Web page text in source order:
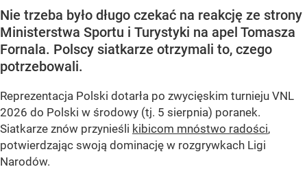
Nie trzeba było długo czekać na reakcję ze strony
Ministerstwa Sportu i Turystyki na apel Tomasza
Fornala. Polscy siatkarze otrzymali to, czego
potrzebowali.
Reprezentacja Polski dotarła po zwycięskim turnieju VNL
2026 do Polski w środowy (tj. 5 sierpnia) poranek.
Siatkarze znów przynieśli kibicom mnóstwo radości,
potwierdzając swoją dominację w rozgrywkach Ligi
Narodów.